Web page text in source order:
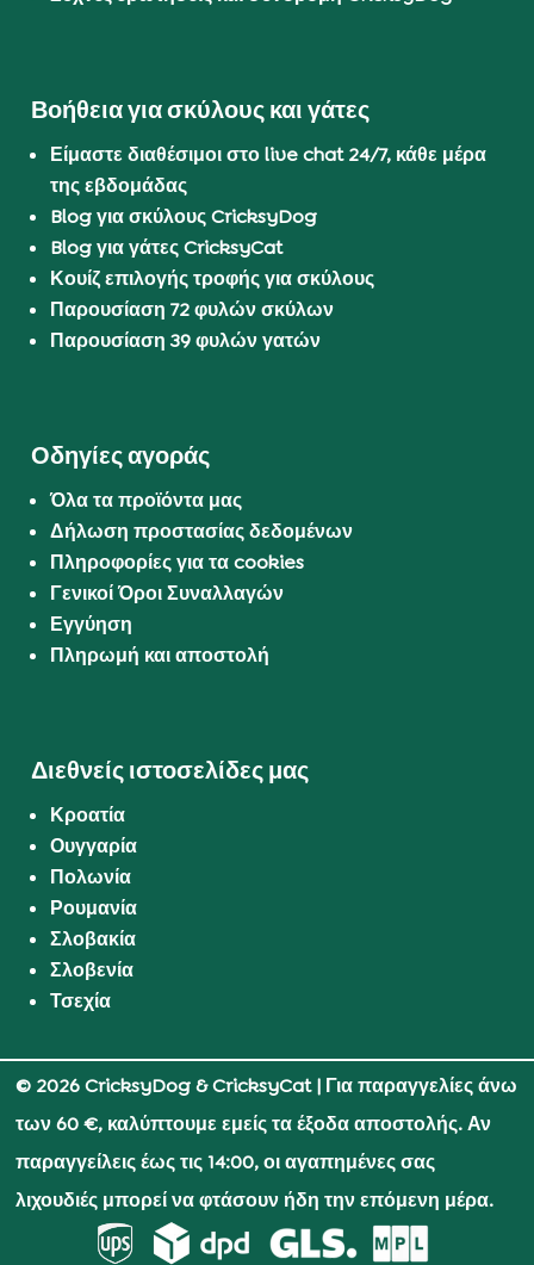
Βοήθεια για σκύλους και γάτες
Είμαστε διαθέσιμοι στο live chat 24/7, κάθε μέρα
της εβδομάδας
Blog για σκύλους CricksyDog
Blog για γάτες CricksyCat
Κουίζ επιλογής τροφής για σκύλους
Παρουσίαση 72 φυλών σκύλων
Παρουσίαση 39 φυλών γατών
Οδηγίες αγοράς
Όλα τα προϊόντα μας
Δήλωση προστασίας δεδομένων
Πληροφορίες για τα cookies
Γενικοί Όροι Συναλλαγών
Εγγύηση
Πληρωμή και αποστολή
Διεθνείς ιστοσελίδες μας
Κροατία
Ουγγαρία
Πολωνία
Ρουμανία
Σλοβακία
Σλοβενία
Τσεχία
© 2026 CricksyDog & CricksyCat| Για παραγγελίες άνω
των 60 €, καλύπτουμε εμείς τα έξοδα αποστολής. Αν
παραγγείλεις έως τις 14:00, οι αγαπημένες σας
λιχουδιές μπορεί να φτάσουν ήδη την επόμενη μέρα.